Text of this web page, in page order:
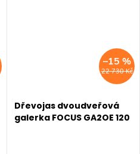
22 730 Kč
–15 %
Dřevojas dvoudveřová
galerka FOCUS GA2OE 120